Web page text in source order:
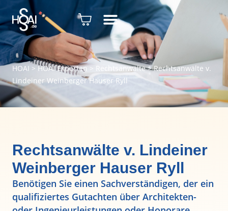
HOAI > HOAI Experten> Rechtsanwälte>Rechtsanwälte v.
Lindeiner Weinberger Hauser Ryll
Rechtsanwälte v. Lindeiner
Weinberger Hauser Ryll
Benötigen Sie einen Sachverständigen, der ein
qualifiziertes Gutachten über Architekten-